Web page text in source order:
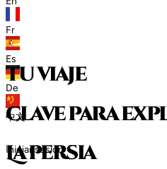
Fr
Es
De
中文
Iniciar sesión
tu viaje
clave para
Lapersia